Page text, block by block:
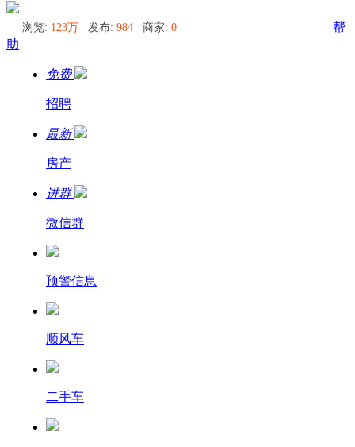
浏览: 123万 发布: 984 商家: 0
帮
助
免费
招聘
最新
房产
进群
微信群
预警信息
顺风车
二手车